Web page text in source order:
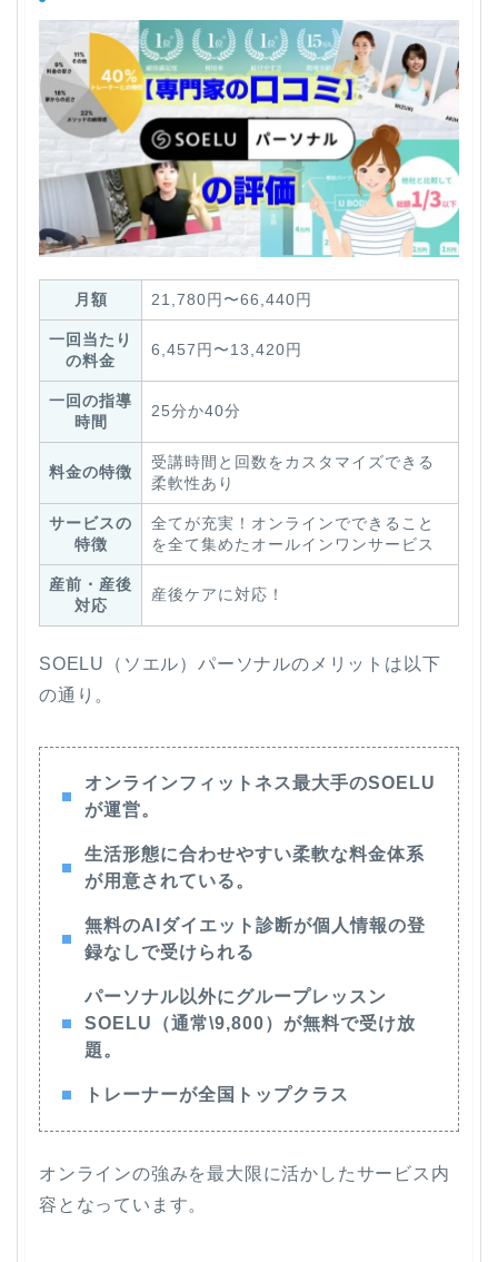
月額 21,780円〜66,440円
一回当たり
の料金
6,457円〜13,420円
一回の指導
時間
25分か40分
料金の特徴
受講時間と回数をカスタマイズできる
柔軟性あり
サービスの
特徴
全てが充実！オンラインでできること
を全て集めたオールインワンサービス
産前・産後
対応
産後ケアに対応！
SOELU（ソエル）パーソナルのメリットは以下
の通り。
オンラインフィットネス最大手のSOELU
が運営。
生活形態に合わせやすい柔軟な料金体系
が用意されている。
無料のAIダイエット診断が個人情報の登
録なしで受けられる
パーソナル以外にグループレッスン
SOELU（通常\9,800）が無料で受け放
題。
トレーナーが全国トップクラス
オンラインの強みを最大限に活かしたサービス内
容となっています。